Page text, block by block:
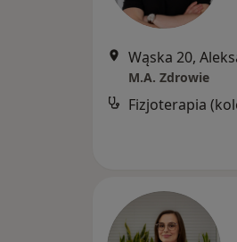
Wąska 20,
M.A. Zdrowie
Fizjoterapia